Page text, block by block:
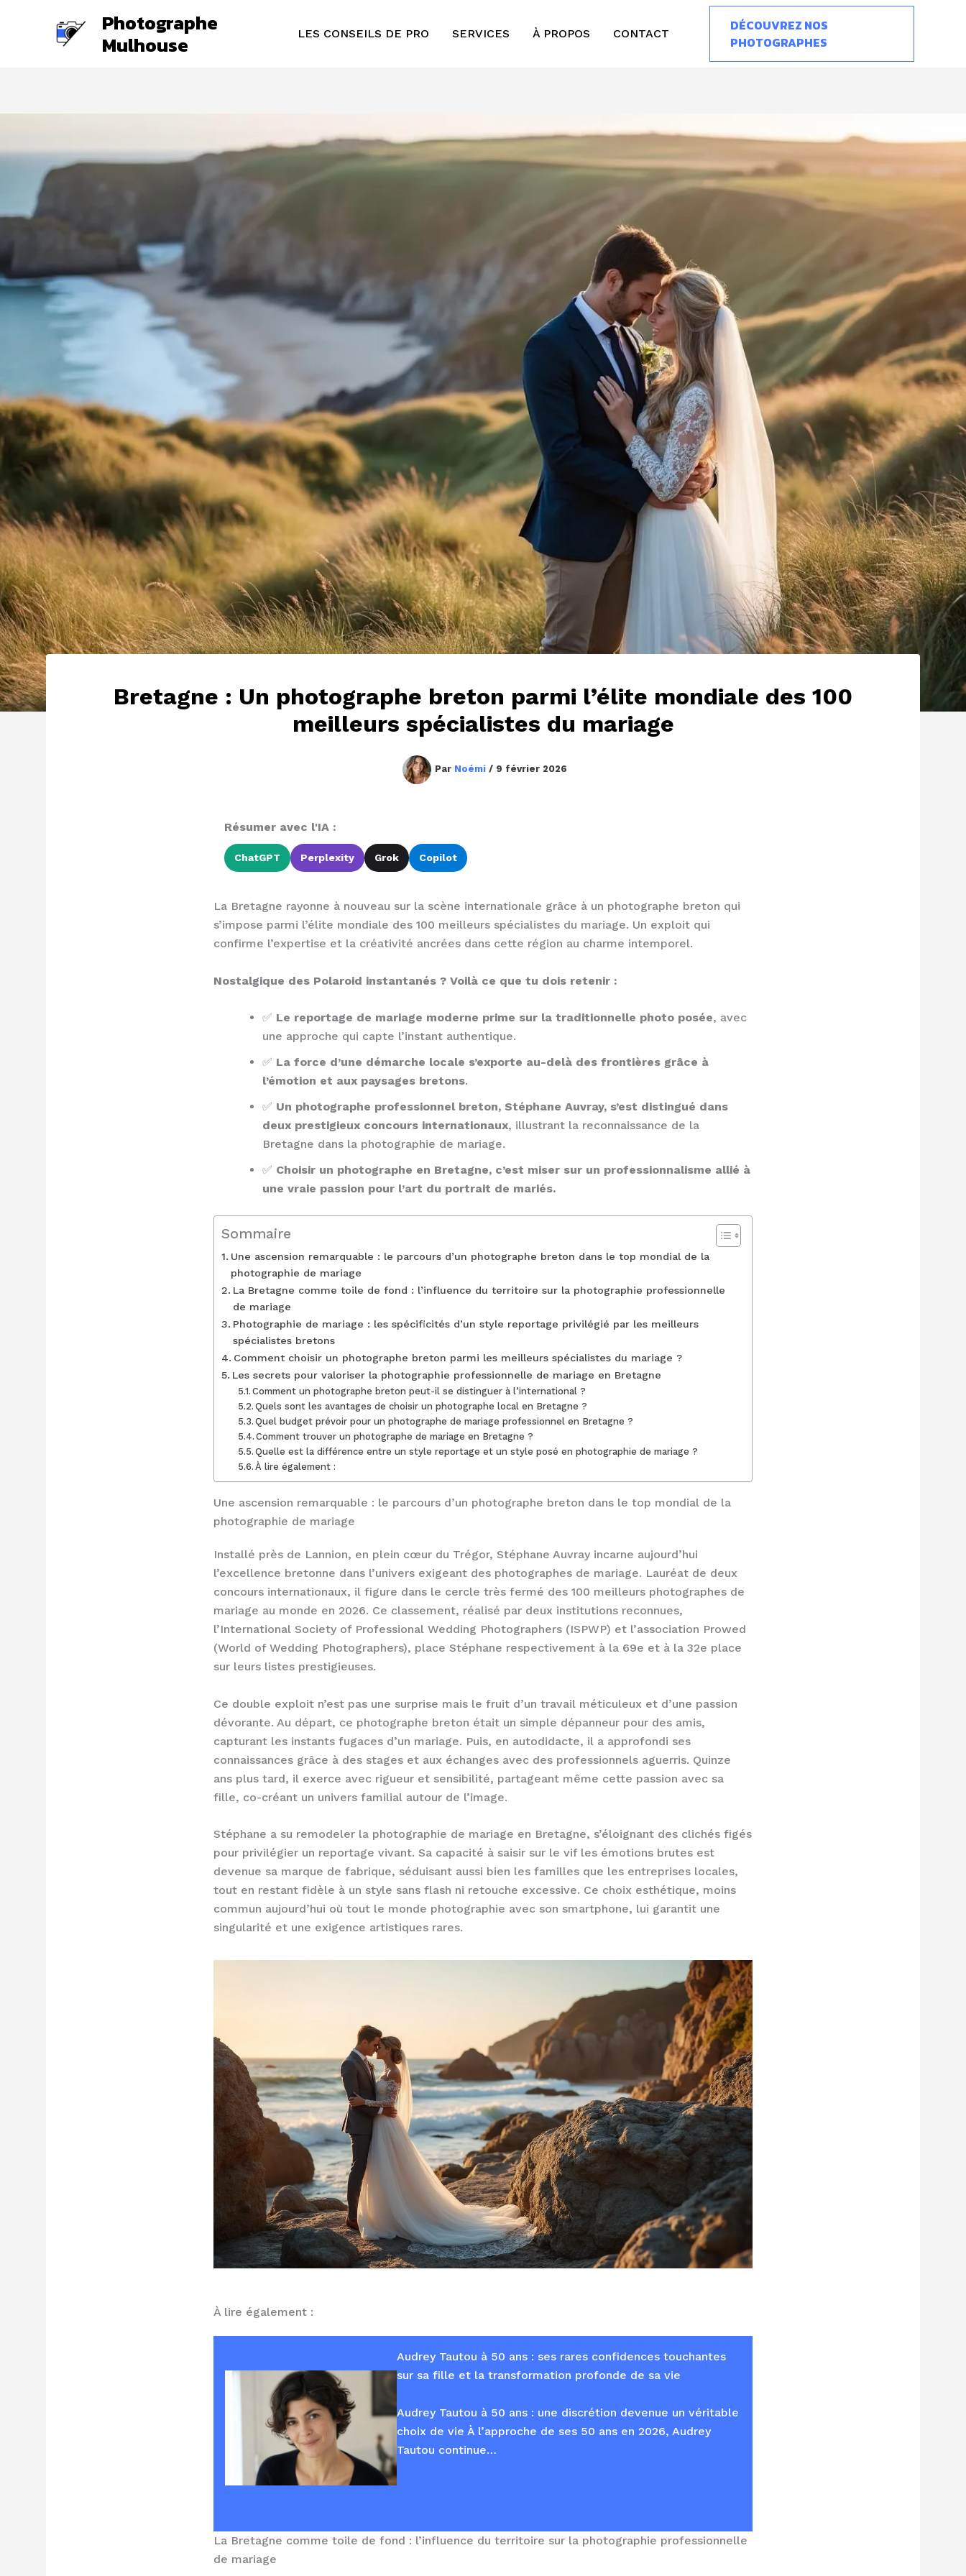
Photographe
Mulhouse LES CONSEILS DE PRO SERVICES À PROPOS CONTACT
DÉCOUVREZ NOS
PHOTOGRAPHES
Bretagne : Un photographe breton parmi l’élite mondiale des 100
meilleurs spécialistes du mariage
Par Noémi / 9 février 2026
Résumer avec l'IA :
ChatGPT Perplexity Grok Copilot
La Bretagne rayonne à nouveau sur la scène internationale grâce à un photographe breton qui
s’impose parmi l’élite mondiale des 100 meilleurs spécialistes du mariage. Un exploit qui
confirme l’expertise et la créativité ancrées dans cette région au charme intemporel.
Nostalgique des Polaroid instantanés ? Voilà ce que tu dois retenir :
✅ Le reportage de mariage moderne prime sur la traditionnelle photo posée, avec
une approche qui capte l’instant authentique.
✅ La force d’une démarche locale s’exporte au-delà des frontières grâce à
l’émotion et aux paysages bretons.
✅ Un photographe professionnel breton, Stéphane Auvray, s’est distingué dans
deux prestigieux concours internationaux, illustrant la reconnaissance de la
Bretagne dans la photographie de mariage.
✅ Choisir un photographe en Bretagne, c’est miser sur un professionnalisme allié à
une vraie passion pour l’art du portrait de mariés.
Sommaire
Une ascension remarquable : le parcours d’un photographe breton dans le top mondial de la
photographie de mariage
La Bretagne comme toile de fond : l’influence du territoire sur la photographie professionnelle
de mariage
Photographie de mariage : les spécificités d’un style reportage privilégié par les meilleurs
spécialistes bretons
Comment choisir un photographe breton parmi les meilleurs spécialistes du mariage ?
Les secrets pour valoriser la photographie professionnelle de mariage en Bretagne
Comment un photographe breton peut-il se distinguer à l’international ?
Quels sont les avantages de choisir un photographe local en Bretagne ?
Quel budget prévoir pour un photographe de mariage professionnel en Bretagne ?
Comment trouver un photographe de mariage en Bretagne ?
Quelle est la différence entre un style reportage et un style posé en photographie de mariage ?
À lire également :
Une ascension remarquable : le parcours d’un photographe breton dans le top mondial de la
photographie de mariage
Installé près de Lannion, en plein cœur du Trégor, Stéphane Auvray incarne aujourd’hui
l’excellence bretonne dans l’univers exigeant des photographes de mariage. Lauréat de deux
concours internationaux, il figure dans le cercle très fermé des 100 meilleurs photographes de
mariage au monde en 2026. Ce classement, réalisé par deux institutions reconnues,
l’International Society of Professional Wedding Photographers (ISPWP) et l’association Prowed
(World of Wedding Photographers), place Stéphane respectivement à la 69e et à la 32e place
sur leurs listes prestigieuses.
Ce double exploit n’est pas une surprise mais le fruit d’un travail méticuleux et d’une passion
dévorante. Au départ, ce photographe breton était un simple dépanneur pour des amis,
capturant les instants fugaces d’un mariage. Puis, en autodidacte, il a approfondi ses
connaissances grâce à des stages et aux échanges avec des professionnels aguerris. Quinze
ans plus tard, il exerce avec rigueur et sensibilité, partageant même cette passion avec sa
fille, co-créant un univers familial autour de l’image.
Stéphane a su remodeler la photographie de mariage en Bretagne, s’éloignant des clichés figés
pour privilégier un reportage vivant. Sa capacité à saisir sur le vif les émotions brutes est
devenue sa marque de fabrique, séduisant aussi bien les familles que les entreprises locales,
tout en restant fidèle à un style sans flash ni retouche excessive. Ce choix esthétique, moins
commun aujourd’hui où tout le monde photographie avec son smartphone, lui garantit une
singularité et une exigence artistiques rares.
À lire également :
Audrey Tautou à 50 ans : ses rares confidences touchantes
sur sa fille et la transformation profonde de sa vie
Audrey Tautou à 50 ans : une discrétion devenue un véritable
choix de vie À l’approche de ses 50 ans en 2026, Audrey
Tautou continue…
La Bretagne comme toile de fond : l’influence du territoire sur la photographie professionnelle
de mariage